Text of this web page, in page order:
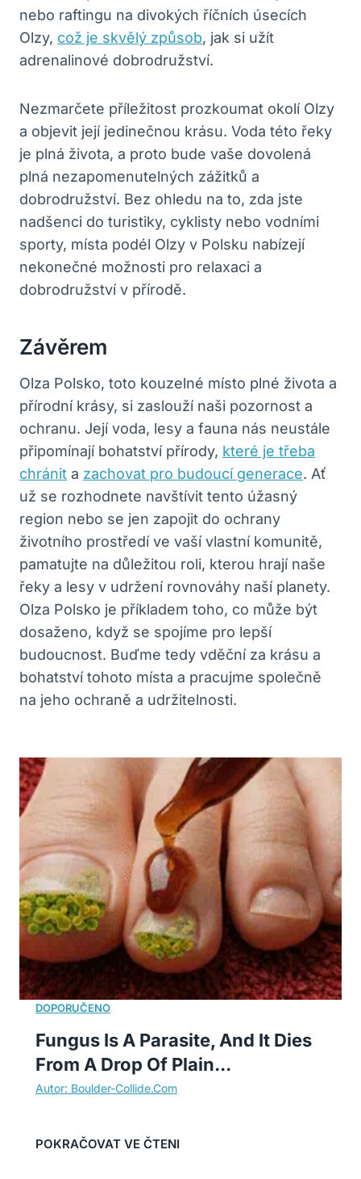
nebo raftingu na divokých říčních úsecích
Olzy, což je skvělý způsob, jak si užít
adrenalinové dobrodružství.
Nezmarčete příležitost prozkoumat okolí Olzy
a objevit její jedinečnou krásu. Voda této řeky
je plná života, a proto bude vaše dovolená
plná nezapomenutelných zážitků a
dobrodružství. Bez ohledu na to, zda jste
nadšenci do turistiky, cyklisty nebo vodními
sporty, místa podél Olzy v Polsku nabízejí
nekonečné možnosti pro relaxaci a
dobrodružství v přírodě.
Závěrem
Olza Polsko, toto kouzelné místo plné života a
přírodní krásy, si zaslouží naši pozornost a
ochranu. Její voda, lesy a fauna nás neustále
připomínají bohatství přírody, které je třeba
chránit a zachovat pro budoucí generace. Ať
už se rozhodnete navštívit tento úžasný
region nebo se jen zapojit do ochrany
životního prostředí ve vaší vlastní komunitě,
pamatujte na důležitou roli, kterou hrají naše
řeky a lesy v udržení rovnováhy naší planety.
Olza Polsko je příkladem toho, co může být
dosaženo, když se spojíme pro lepší
budoucnost. Buďme tedy vděční za krásu a
bohatství tohoto místa a pracujme společně
na jeho ochraně a udržitelnosti.
Fungus Is A Parasite, And It Dies
From A Drop Of Plain...